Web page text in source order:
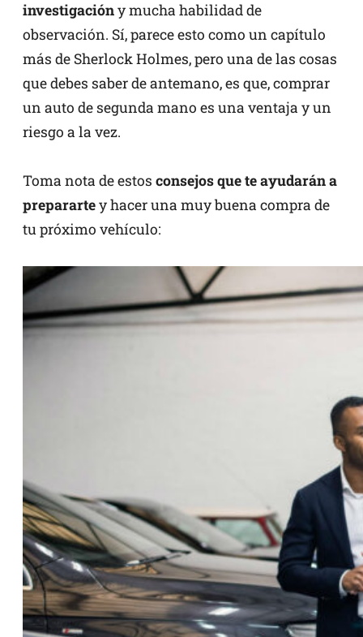
investigacióny mucha habilidad de
observación. Sí, parece esto como un capítulo
más de Sherlock Holmes, pero una de las cosas
que debes saber de antemano, es que, comprar
un auto de segunda mano es una ventaja y un
riesgo a la vez.
Toma nota de estos consejos que te ayudarán a
preparartey hacer una muy buena compra de
tu próximo vehículo: